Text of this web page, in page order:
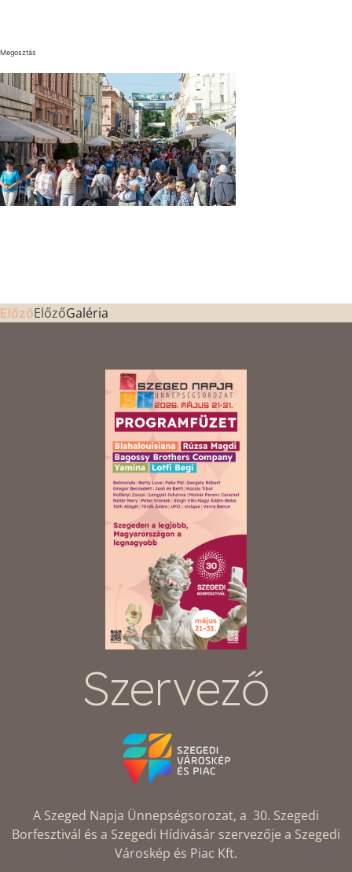
Megosztás
ElőzőElőzőGaléria
Szervező
A Szeged Napja Ünnepségsorozat, a 30. Szegedi
Borfesztivál és a Szegedi Hídivásár szervezője a Szegedi
Városkép és Piac Kft.